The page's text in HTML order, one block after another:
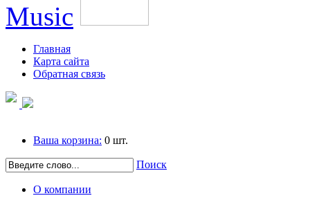
Music
Главная
Карта сайта
Обратная связь
Ваша корзина: 0 шт.
Поиск
О компании